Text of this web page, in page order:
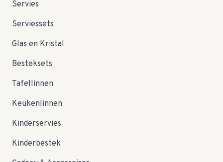
Servies
Serviessets
Glas en Kristal
Besteksets
Tafellinnen
Keukenlinnen
Kinderservies
Kinderbestek